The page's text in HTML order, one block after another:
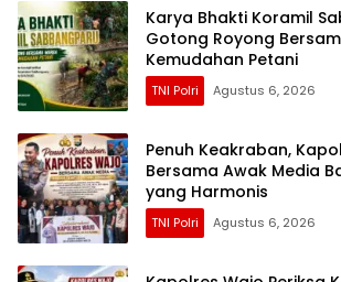
Karya Bhakti Koramil
Gotong Royong
Kemudahan Petani
TNI Polri Agustus 6, 2026
Penuh Keakraban,
Bersama Awak Media
yang Harmonis
TNI Polri Agustus 6, 2026